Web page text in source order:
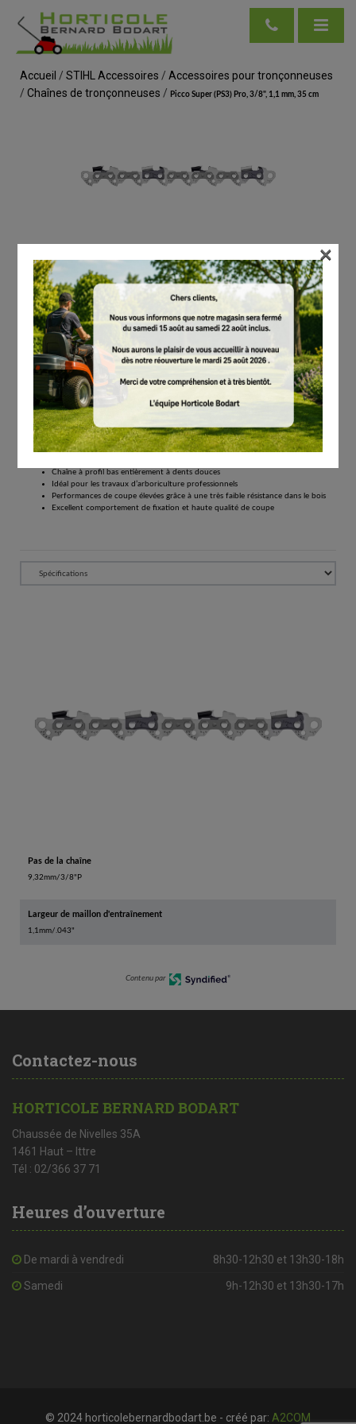
Accueil / STIHL Accessoires / Accessoires pour tronçonneuses
/ Chaînes de tronçonneuses / Picco Super (PS3) Pro, 3/8", 1,1 mm, 35 cm
STIHL
Picco Super (PS3) Pro, 3/8", 1,1 mm, 35 cm
# 36990000050
Chaînes de tronçonneuses
25.90
Tous les prix comprennent la TVA de 21%.
Réserver
3 8 Picco Super 3 PS3 Pro, 1,1 mm la chaîne entièrement à dents douces idéale pour les
arboriculteurs
Chaîne à profil bas entièrement à dents douces
Idéal pour les travaux d’arboriculture professionnels
Performances de coupe élevées grâce à une très faible résistance dans le bois
Excellent comportement de fixation et haute qualité de coupe
Pas de la chaîne
9,32mm/3/8"P
Largeur de maillon d'entraînement
1,1mm/.043"
Contenu par
Contactez-nous
HORTICOLE BERNARD BODART
Chaussée de Nivelles 35A
1461 Haut – Ittre
Tél : 02/366 37 71
Heures d’ouverture
De mardi à vendredi 8h30-12h30 et 13h30-18h
Samedi 9h-12h30 et 13h30-17h
© 2024 horticolebernardbodart.be - créé par: A2COM
×